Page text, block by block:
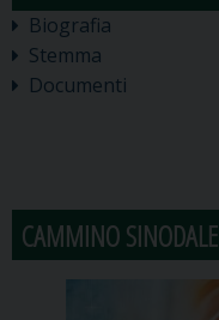
Biografia
Stemma
Documenti
CAMMINO SINODALE